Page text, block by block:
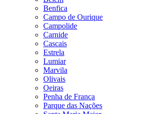
Benfica
Campo de Ourique
Campolide
Carnide
Cascais
Estrela
Lumiar
Marvila
Olivais
Oeiras
Penha de França
Parque das Nações